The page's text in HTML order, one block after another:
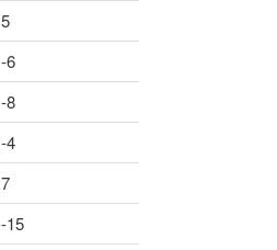
5
-6
-8
-4
7
-15